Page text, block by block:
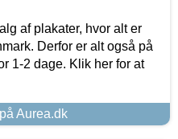
af plakater, hvor alt er
Derfor er alt også på
1-2 dage. Klik her for at
Aurea.dk